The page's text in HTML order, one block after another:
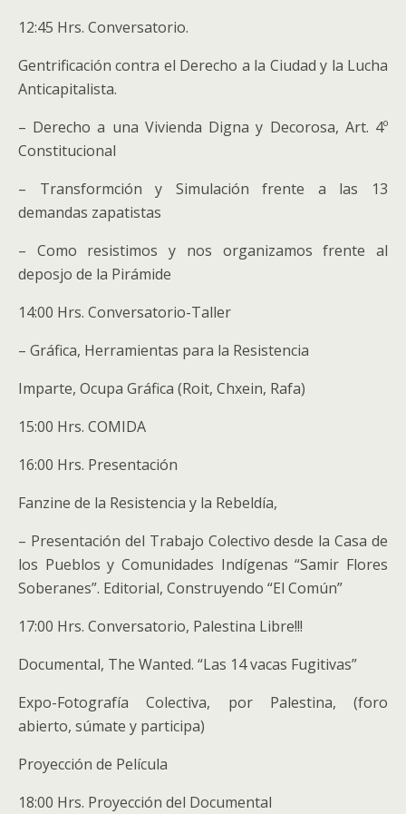
12:45 Hrs. Conversatorio.
Gentrificación contra el Derecho a la Ciudad y la Lucha
Anticapitalista.
– Derecho a una Vivienda Digna y Decorosa, Art. 4º
Constitucional
– Transformción y Simulación frente a las 13
demandas zapatistas
– Como resistimos y nos organizamos frente al
deposjo de la Pirámide
14:00 Hrs. Conversatorio-Taller
– Gráfica, Herramientas para la Resistencia
Imparte, Ocupa Gráfica (Roit, Chxein, Rafa)
15:00 Hrs. COMIDA
16:00 Hrs. Presentación
Fanzine de la Resistencia y la Rebeldía,
– Presentación del Trabajo Colectivo desde la Casa de
los Pueblos y Comunidades Indígenas “Samir Flores
Soberanes”. Editorial, Construyendo “El Común”
17:00 Hrs. Conversatorio, Palestina Libre!!!
Documental, The Wanted. “Las 14 vacas Fugitivas”
Expo-Fotografía Colectiva, por Palestina, (foro
abierto, súmate y participa)
Proyección de Película
18:00 Hrs. Proyección del Documental